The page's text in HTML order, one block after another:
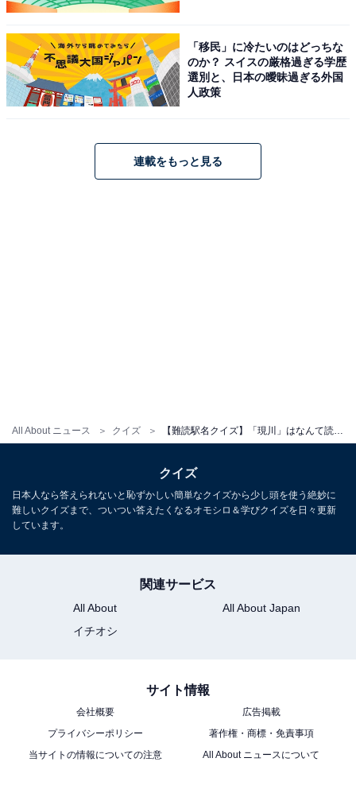
All About ニュース クイズ
「移民」に冷たいのはどっちな
のか？ スイスの厳格過ぎる学歴
選別と、日本の曖昧過ぎる外国
人政策
連載をもっと見る
クイズ
日本人なら答えられないと恥ずかしい簡単なクイズから少し頭を使う絶妙に
難しいクイズまで、ついつい答えたくなるオモシロ＆学びクイズを日々更新
しています。
関連サービス
All About
All About Japan
イチオシ
サイト情報
会社概要
広告掲載
プライバシーポリシー
著作権・商標・免責事項
当サイトの情報についての注意
All About ニュースについて